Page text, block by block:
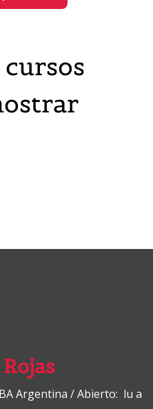
Argentina / Abierto: lu a